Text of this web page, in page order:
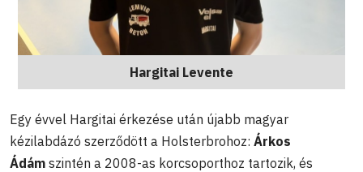
Hargitai Levente
Egy évvel Hargitai érkezése után újabb magyar
kézilabdázó szerződött a Holsterbrohoz: Árkos
Ádám szintén a 2008-as korcsoporthoz tartozik, és